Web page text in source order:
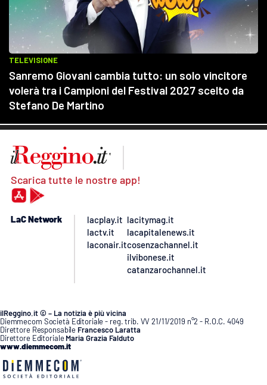
Scarica tutte le nostre app!
LaC Network
lacplay.it
lactv.it
laconair.it
lacitymag.it
lacapitalenews.it
cosenzachannel.it
ilvibonese.it
catanzarochannel.it
ilReggino.it © – La notizia è più vicina
Diemmecom Società Editoriale - reg. trib. VV 21/11/2019 n°2 - R.O.C. 4049
Direttore Responsabile Francesco Laratta
Direttore Editoriale Maria Grazia Falduto
www.diemmecom.it